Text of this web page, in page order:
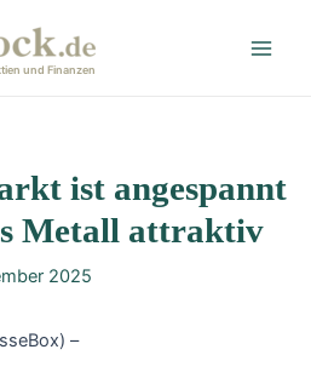
und Finanzen
ist angespannt
Metall attraktiv
2025
–